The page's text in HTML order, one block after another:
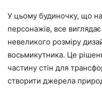
У цьому будиночку, що
персонажів, все
невеликого розміру
восьмикутника. Це
частину стін для
створити джерела